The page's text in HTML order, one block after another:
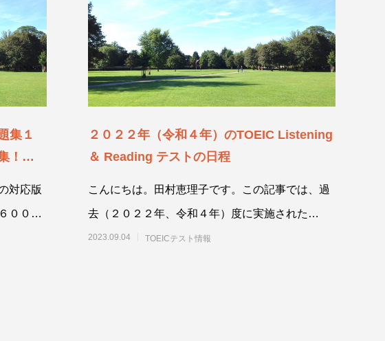
集１
２０
対応版
００
２０２２年（令和４年）のTOEIC Listening
＆ Reading テストの日程
こんにちは。田村恵理子です。この記事では、過
去（２０２２年、令和４年）度に実施された
TOEIC公開テストの日程をまとめています。
2023.09.04 TOEICテスト情報